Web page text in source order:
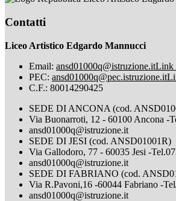
Contatti
Liceo Artistico Edgardo Mannucci
Email: ansd01000q@istruzione.itLink
PEC: ansd01000q@pec.istruzione.it
C.F.: 80014290425
SEDE DI ANCONA (cod.
Via Buonarroti, 12 - 60100 Ancona -
ansd01000q@istruzione.it
SEDE DI JESI (cod. ANSD01001R)
Via Gallodoro, 77 - 60035 Jesi -
ansd01000q@istruzione.it
SEDE DI FABRIANO (cod.
Via R.Pavoni,16 -60044 Fabriano -
ansd01000q@istruzione.it